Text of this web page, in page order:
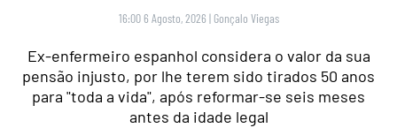
16:00 6 Agosto, 2026 | Gonçalo Viegas
Ex-enfermeiro espanhol considera o valor da sua
pensão injusto, por lhe terem sido tirados 50 anos
para "toda a vida", após reformar-se seis meses
antes da idade legal